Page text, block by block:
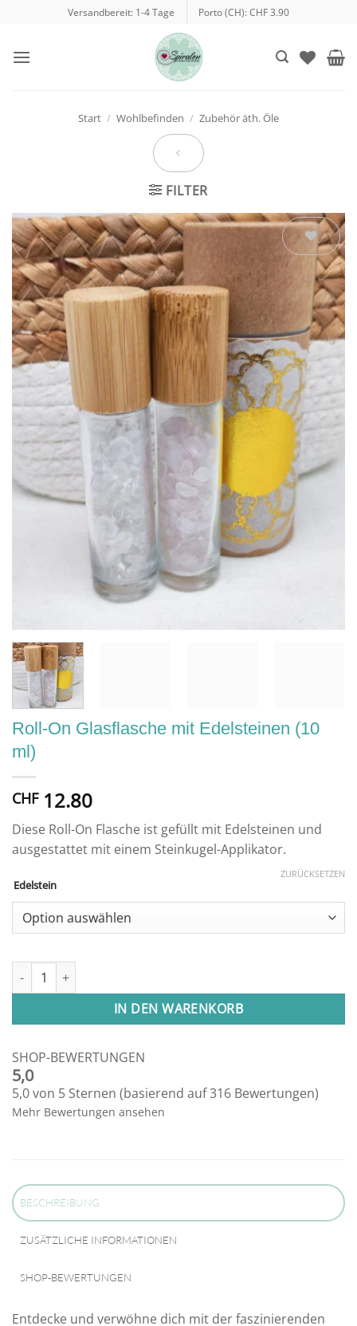
springen
Versandbereit: 1-4 Tage Porto (CH): CHF 3.90
Start / Wohlbefinden / Zubehör äth. Öle
FILTER
Auf die
Wunschliste
Roll-On Glasflasche mit Edelsteinen (10
ml)
CHF12.80
Diese Roll-On Flasche ist gefüllt mit Edelsteinen und
ausgestattet mit einem Steinkugel-Applikator.
Edelstein
ZURÜCKSETZEN
Roll-On Glasflasche mit Edelsteinen (10 ml) Menge
IN DEN WARENKORB
SHOP-BEWERTUNGEN
5,0
5,0 von 5 Sternen (basierend auf 316 Bewertungen)
Mehr Bewertungen ansehen
BESCHREIBUNG
ZUSÄTZLICHE INFORMATIONEN
SHOP-BEWERTUNGEN
Entdecke und verwöhne dich mit der faszinierenden